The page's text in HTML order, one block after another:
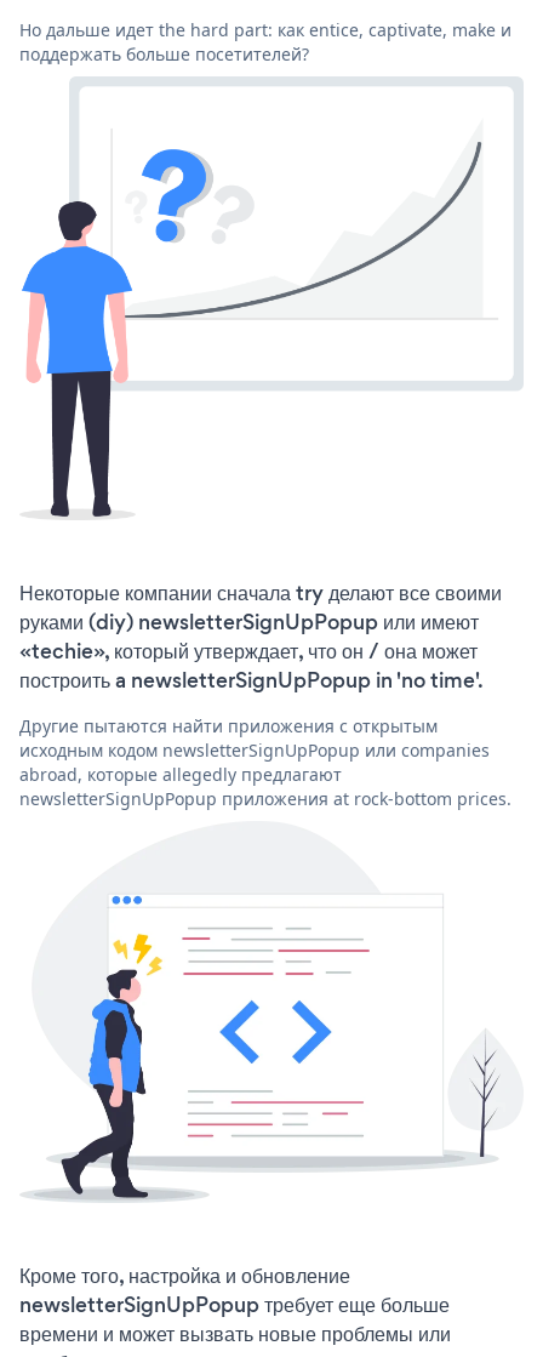
Но дальше идет the hard part: как entice, captivate, make и
поддержать больше посетителей?
Некоторые компании сначала try делают все своими
руками (diy) newsletterSignUpPopup или имеют
«techie», который утверждает, что он / она может
построить a newsletterSignUpPopup in 'no time'.
Другие пытаются найти приложения с открытым
исходным кодом newsletterSignUpPopup или companies
abroad, которые allegedly предлагают
newsletterSignUpPopup приложения at rock-bottom prices.
Кроме того, настройка и обновление
newsletterSignUpPopup требует еще больше
времени и может вызвать новые проблемы или